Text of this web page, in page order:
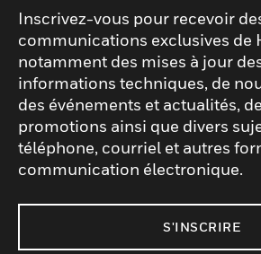
Inscrivez-vous pour recevoir
communications exclusives de
notamment des mises à jour
informations techniques, de
des événements et actualités,
promotions ainsi que divers
téléphone, courriel et autres
communication électronique.
S'INSCRIRE